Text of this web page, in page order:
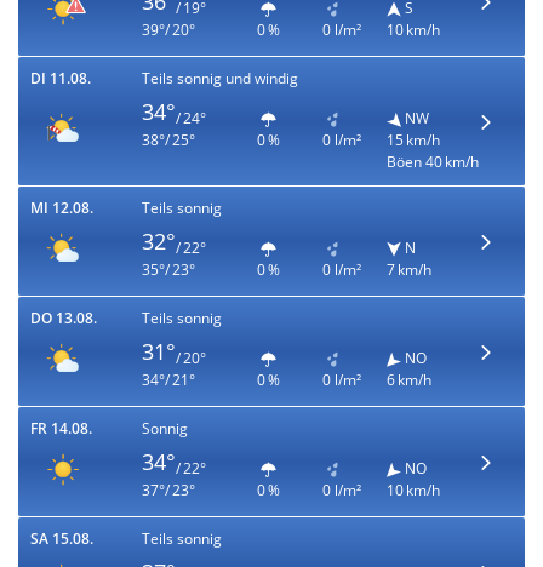
/ 19°
39°/ 20°
0 % 0 l/m²
S
10 km/h
DI 11.08. Teils sonnig und windig
34°/ 24°
38°/ 25°
0 % 0 l/m²
NW
15 km/h
Böen 40 km/h
MI 12.08. Teils sonnig
32°/ 22°
35°/ 23°
0 % 0 l/m²
N
7 km/h
DO 13.08. Teils sonnig
31°/ 20°
34°/ 21°
0 % 0 l/m²
NO
6 km/h
FR 14.08. Sonnig
34°/ 22°
37°/ 23°
0 % 0 l/m²
NO
10 km/h
SA 15.08. Teils sonnig